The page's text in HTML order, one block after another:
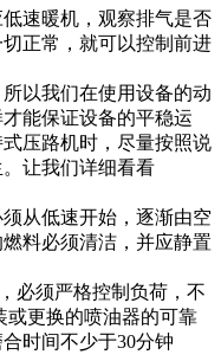
速暖机，观察排气是否
正常，就可以控制前进
以我们在使用设备的动
能保证设备的平稳运
压路机时，尽量按照说
让我们详细看看
从低速开始，逐渐由空
料必须清洁，并应静置
必须严格控制负荷，不
或更换的喷油器的可靠
时间不少于30分钟